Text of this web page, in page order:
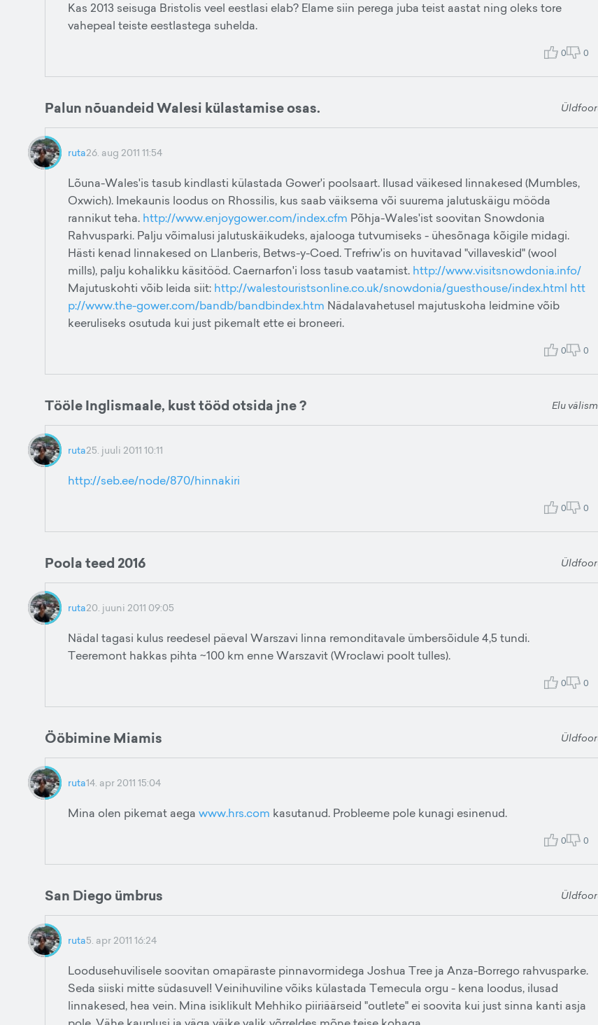
Kas 2013 seisuga Bristolis veel eestlasi elab? Elame siin perega juba teist aastat ning oleks tore
vahepeal teiste eestlastega suhelda.
0 0
Palun nõuandeid Walesi külastamise osas.
ruta26. aug 2011 11:54
Lõuna-Wales'is tasub kindlasti külastada Gower'i poolsaart. Ilusad väikesed linnakesed (Mumbles,
Oxwich). Imekaunis loodus on Rhossilis, kus saab väiksema või suurema jalutuskäigu mööda
rannikut teha. http://www.enjoygower.com/index.cfm Põhja-Wales'ist soovitan Snowdonia
Rahvusparki. Palju võimalusi jalutuskäikudeks, ajalooga tutvumiseks - ühesõnaga kõigile midagi.
Hästi kenad linnakesed on Llanberis, Betws-y-Coed. Trefriw'is on huvitavad "villaveskid" (wool
mills), palju kohalikku käsitööd. Caernarfon'i loss tasub vaatamist. http://www.visitsnowdonia.info/
Majutuskohti võib leida siit: http://walestouristsonline.co.uk/snowdonia/guesthouse/index.html htt
p://www.the-gower.com/bandb/bandbindex.htm Nädalavahetusel majutuskoha leidmine võib
keeruliseks osutuda kui just pikemalt ette ei broneeri.
0 0
Tööle Inglismaale, kust tööd otsida jne ? Elu
ruta25. juuli 2011 10:11
http://seb.ee/node/870/hinnakiri
0 0
Poola teed 2016
ruta20. juuni 2011 09:05
Nädal tagasi kulus reedesel päeval Warszavi linna remonditavale ümbersõidule 4,5 tundi.
Teeremont hakkas pihta ~100 km enne Warszavit (Wroclawi poolt tulles).
0 0
Ööbimine Miamis
ruta14. apr 2011 15:04
Mina olen pikemat aega www.hrs.com kasutanud. Probleeme pole kunagi esinenud.
0 0
San Diego ümbrus
ruta5. apr 2011 16:24
Loodusehuvilisele soovitan omapäraste pinnavormidega Joshua Tree ja Anza-Borrego rahvusparke.
Seda siiski mitte südasuvel! Veinihuviline võiks külastada Temecula orgu - kena loodus, ilusad
linnakesed, hea vein. Mina isiklikult Mehhiko piiriäärseid "outlete" ei soovita kui just sinna kanti asja